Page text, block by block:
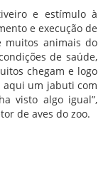
e estímulo à
e execução de
muitos animais do
de saúde,
chegam e logo
aqui um jabuti com
visto algo igual”,
de aves do zoo.